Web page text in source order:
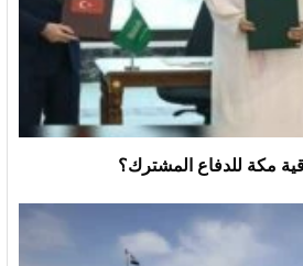
مكة للدفاع المشترك؟